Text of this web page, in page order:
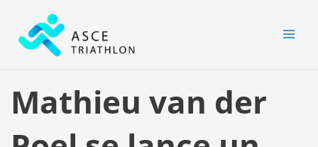
contenu
Mathieu van der